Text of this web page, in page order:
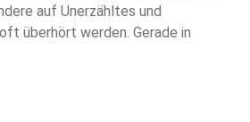
auf Unerzähltes und
überhört werden. Gerade in